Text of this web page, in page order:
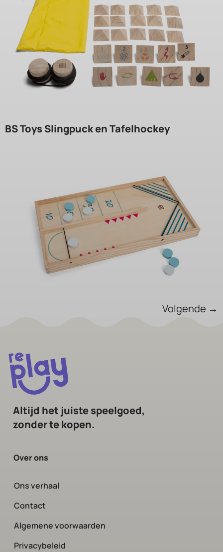
BS Toys Slingpuck en Tafelhockey
Volgende →
Altijd het juiste speelgoed,
zonder te kopen.
Over ons
Ons verhaal
Contact
Algemene voorwaarden
Privacybeleid